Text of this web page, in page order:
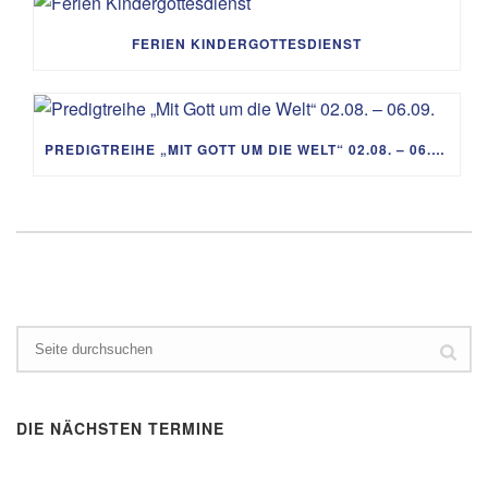
FERIEN KINDERGOTTESDIENST
PREDIGTREIHE „MIT GOTT UM DIE WELT“ 02.08. – 06.09.
DIE NÄCHSTEN TERMINE